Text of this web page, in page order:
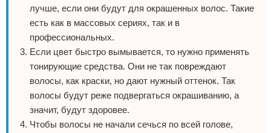
лучше, если они будут для окрашенных волос. Такие
есть как в массовых сериях, так и в
профессиональных.
Если цвет быстро вымывается, то нужно применять
тонирующие средства. Они не так повреждают
волосы, как краски, но дают нужный оттенок. Так
волосы будут реже подвергаться окрашиванию, а
значит, будут здоровее.
Чтобы волосы не начали сечься по всей голове,